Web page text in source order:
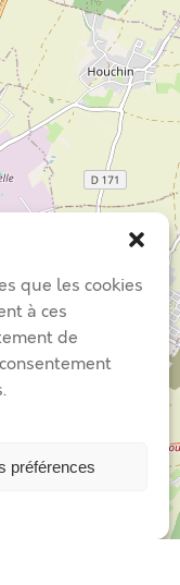
que les cookies
à ces
de
préférences